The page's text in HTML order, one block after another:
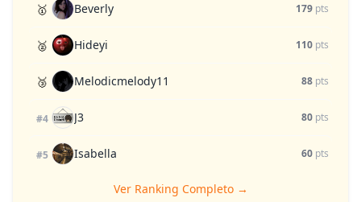
🥇 Beverly 179 pts
🥈 Hideyi 110 pts
🥉 Melodicmelody11 88 pts
#4 J3 80 pts
#5 Isabella 60 pts
Ver Ranking Completo →